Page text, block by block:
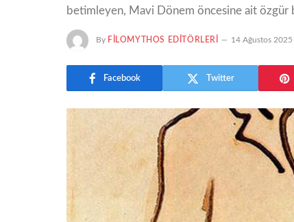
betimleyen, Mavi Dönem öncesine ait özgür
By FILOMYTHOS EDITÖRLERI 14 Ağustos 2025
Facebook Twitter